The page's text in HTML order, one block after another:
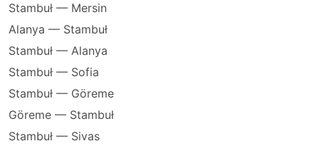
Stambuł — Mersin
Alanya — Stambuł
Stambuł — Alanya
Stambuł — Sofia
Stambuł — Göreme
Göreme — Stambuł
Stambuł — Sivas